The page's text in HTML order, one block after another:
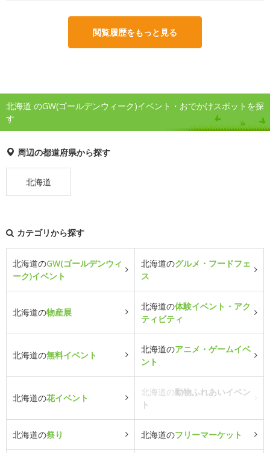
閲覧履歴をもっと見る
北海道 のGW(ゴールデンウィーク)イベント・おでかけスポットを探
す
周辺の都道府県から探す
北海道
カテゴリから探す
北海道のGW(ゴールデンウィ
ーク)イベント
北海道のグルメ・フードフェ
ス
北海道の物産展
北海道の体験イベント・アク
ティビティ
北海道の無料イベント
北海道のアニメ・ゲームイベ
ント
北海道の花イベント
北海道の動物ふれあいイベン
ト
北海道の祭り 北海道のフリーマーケット